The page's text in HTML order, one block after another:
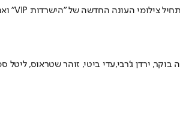
צילומי העונה החדשה של "הישרדות VIP
"
בוקר, ירדן ג'רבי,עדי ביטי, זוהר שטראוס, ליטל